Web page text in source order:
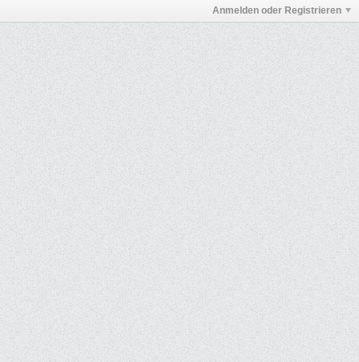
Anmelden oder Registrieren